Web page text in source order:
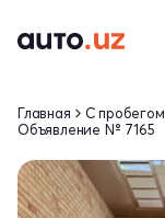
Главная С пробегом
Объявление № 7165